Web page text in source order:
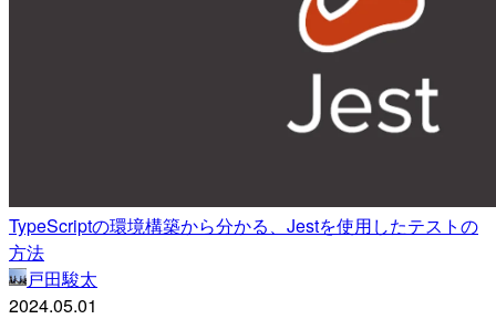
TypeScriptの環境構築から分かる、Jestを使用したテストの
方法
戸田駿太
2024.05.01